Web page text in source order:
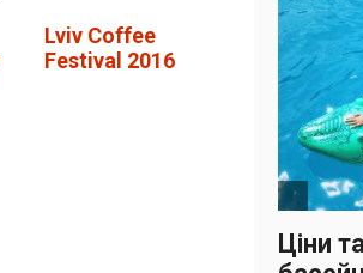
Lviv Coffee
Festival 2016